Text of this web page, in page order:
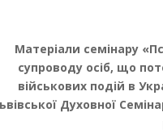
Матеріали семінару
супроводу осіб, що
військових подій в
Духовної